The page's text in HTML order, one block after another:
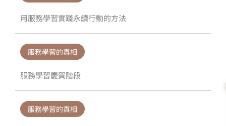
用服務學習實踐永續行動的方法
服務學習的真相
服務學習慶賀階段
服務學習的真相